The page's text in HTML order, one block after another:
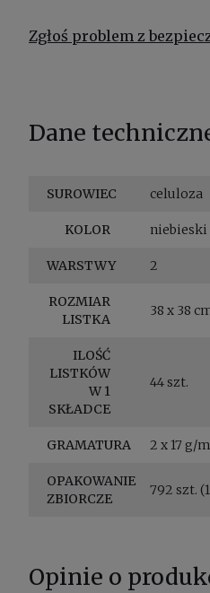
Zgłoś problem z
Dane
SUROWIEC celuloza
KOLOR niebieski
WARSTWY 2
ROZMIAR
LISTKA
38 x 38
ILOŚĆ
LISTKÓW
W 1
SKŁADCE
44 szt.
GRAMATURA 2 x 17 g/
OPAKOWANIE
ZBIORCZE
792 szt.
Opinie o